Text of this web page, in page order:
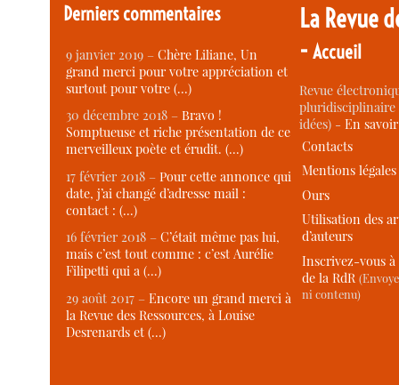
Derniers commentaires
9 janvier 2019 –Chère Liliane, Un
grand merci pour votre appréciation et
surtout pour votre (…)
30 décembre 2018 –Bravo !
Somptueuse et riche présentation de ce
merveilleux poète et érudit. (…)
17 février 2018 –Pour cette annonce qui
date, j’ai changé d’adresse mail :
contact : (…)
16 février 2018 –C’était même pas lui,
mais c’est tout comme : c’est Aurélie
Filipetti qui a (…)
29 août 2017 –Encore un grand merci à
la Revue des Ressources, à Louise
Desrenards et (…)
La Revue
-Accueil
Revue
idées) -En
Contacts
Mentions légales
Ours
Utilisation des
d’auteurs
Inscrivez-vous
de la RdR
ni contenu)